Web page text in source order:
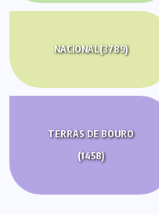
NACIONAL(3789)
TERRAS DE BOURO
(1458)